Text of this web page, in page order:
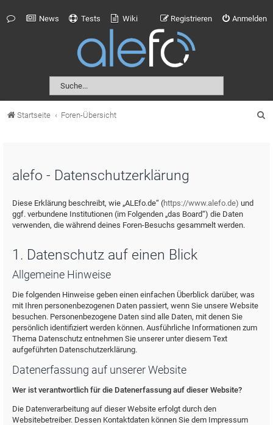
News Tests Wiki Anmelden
Registrieren
Startseite Foren-Übersicht
alefo - Datenschutzerklärung
Diese Erklärung beschreibt, wie „ALEfo.de“ (https://www.alefo.de) und
ggf. verbundene Institutionen (im Folgenden „das Board“) die Daten
verwenden, die während deines Foren-Besuchs gesammelt werden.
1. Datenschutz auf einen Blick
Allgemeine Hinweise
Die folgenden Hinweise geben einen einfachen Überblick darüber, was
mit Ihren personenbezogenen Daten passiert, wenn Sie unsere Website
besuchen. Personenbezogene Daten sind alle Daten, mit denen Sie
persönlich identifiziert werden können. Ausführliche Informationen zum
Thema Datenschutz entnehmen Sie unserer unter diesem Text
aufgeführten Datenschutzerklärung.
Datenerfassung auf unserer Website
Wer ist verantwortlich für die Datenerfassung auf dieser Website?
Die Datenverarbeitung auf dieser Website erfolgt durch den
Websitebetreiber. Dessen Kontaktdaten können Sie dem Impressum